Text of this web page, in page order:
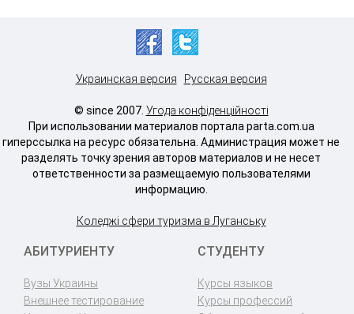
Украинская версия Русская версия
© since 2007. Угода конфіденційності
При использовании материалов портала parta.com.ua
гиперссылка на ресурс обязательна. Администрация может не
разделять точку зрения авторов материалов и не несет
ответственности за размещаемую пользователями
информацию.
Коледжі сфери туризма в Луганську
АБИТУРИЕНТУ
Вузы Украины
Внешнее тестирование
СТУДЕНТУ
Курсы языков
Курсы профессий